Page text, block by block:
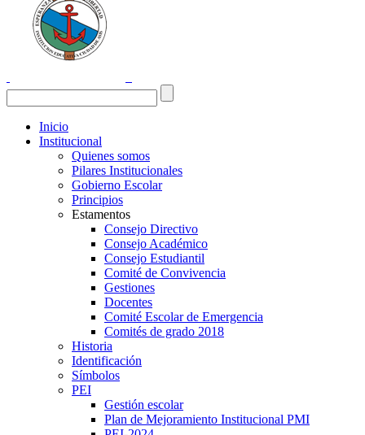
Inicio
Institucional
Quienes somos
Pilares Institucionales
Gobierno Escolar
Principios
Estamentos
Consejo Directivo
Consejo Académico
Consejo Estudiantil
Comité de Convivencia
Gestiones
Docentes
Comité Escolar de Emergencia
Comités de grado 2018
Historia
Identificación
Símbolos
PEI
Gestión escolar
Plan de Mejoramiento Institucional PMI